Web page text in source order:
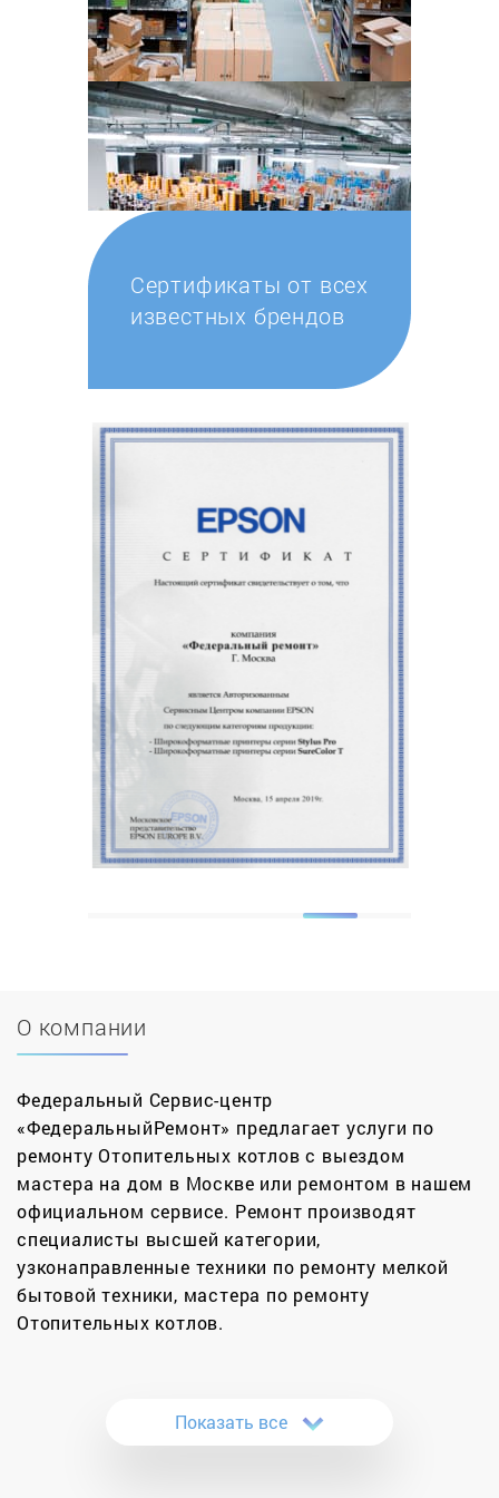
Сертификаты от всех
известных брендов
О компании
Федеральный Сервис-центр
«ФедеральныйРемонт» предлагает услуги по
ремонту Отопительных котлов с выездом
мастера на дом в Москве или ремонтом в нашем
официальном сервисе. Ремонт производят
специалисты высшей категории,
узконаправленные техники по ремонту мелкой
бытовой техники, мастера по ремонту
Отопительных котлов.
11000 котлов в Москве и Московской области.
Показать все